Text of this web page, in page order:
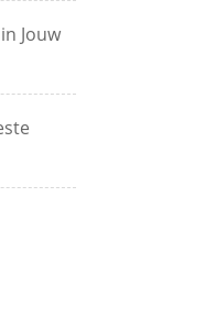
Jouw